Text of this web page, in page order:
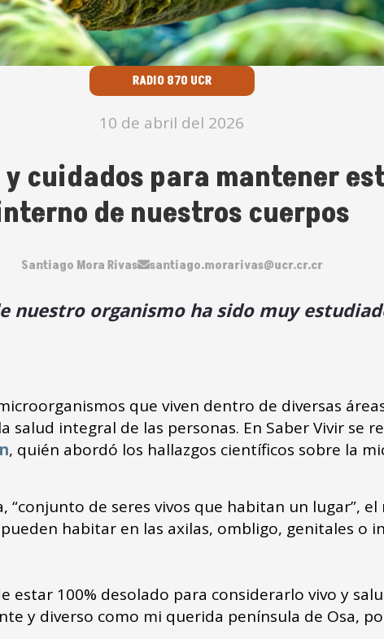
RADIO 870 UCR
10 de abril del 2026
cuidados para mantener
de nuestros cuerpos
Santiago Mora Rivas santiago.morarivas@ucr.cr.cr
nuestro organismo ha sido muy
que viven dentro de diversas
integral de las personas. En Saber Vivir se
, quién abordó los hallazgos científicos sobre la
de seres vivos que habitan un lugar”,
habitar en las axilas, ombligo, genitales
estar 100% desolado para considerarlo vivo y
y diverso como mi querida península de Osa,